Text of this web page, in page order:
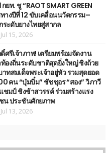
ยท. ชู “RAOT SMART GREEN
างปีที่ 12 ขับเคลื่อนนวัตกรรม–
ระดับยางไทยสู่สากล
Jul 15, 2026
ศรีเจ้าภาพ! เตรียมพร้อมจัดงาน
องถิ่นระดับชาติสุดยิ่งใหญ่ ชิงถ้วย
ทสมเด็จพระเจ้าอยู่หัว รวมสุดยอด
คน “บุ๋มบิ๋ม” ชัชชุอร “สอง” วิภาวี
ชมป์ ชิงช้าสวรรค์ ร่วมสร้างแรง
น ประชันศักยภาพ
Jul 13, 2026